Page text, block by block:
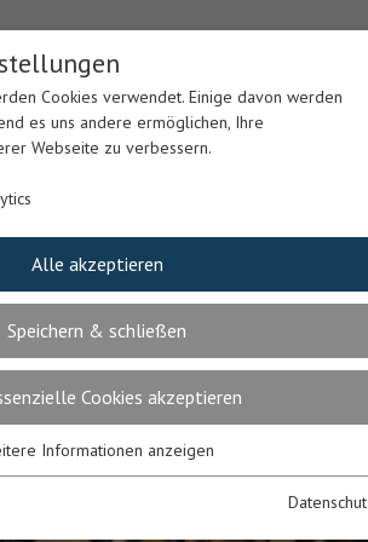
Cookies verwendet. Einige davon werden
es uns andere ermöglichen, Ihre
Webseite zu verbessern.
Alle akzeptieren
Speichern & schließen
Cookies akzeptieren
für grundlegende Funktionen der Webseite
Informationen anzeigen